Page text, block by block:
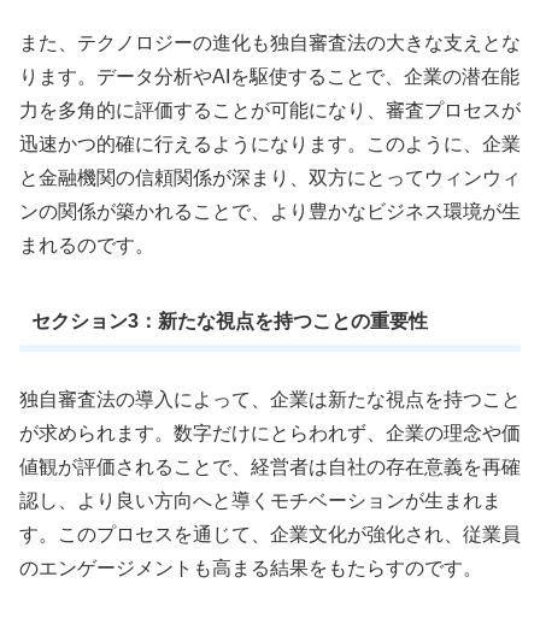
また、テクノロジーの進化も独自審査法の大きな支えとな
ります。データ分析やAIを駆使することで、企業の潜在能
力を多角的に評価することが可能になり、審査プロセスが
迅速かつ的確に行えるようになります。このように、企業
と金融機関の信頼関係が深まり、双方にとってウィンウィ
ンの関係が築かれることで、より豊かなビジネス環境が生
まれるのです。
セクション3：新たな視点を持つことの重要性
独自審査法の導入によって、企業は新たな視点を持つこと
が求められます。数字だけにとらわれず、企業の理念や価
値観が評価されることで、経営者は自社の存在意義を再確
認し、より良い方向へと導くモチベーションが生まれま
す。このプロセスを通じて、企業文化が強化され、従業員
のエンゲージメントも高まる結果をもたらすのです。